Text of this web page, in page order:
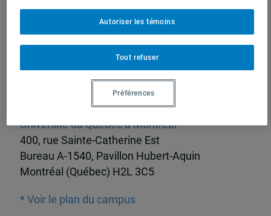
Adresse civique
Institut d’études internationales de Montréal
Université du Québec à Montréal
400, rue Sainte-Catherine Est
Bureau A-1540, Pavillon Hubert-Aquin
Montréal (Québec) H2L 3C5
* Voir le plan du campus
Tout refuser
Autoriser les témoins
Préférences